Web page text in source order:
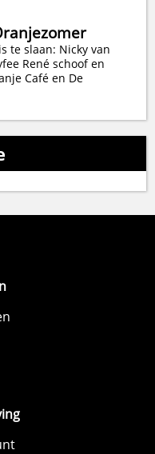
te slaan: Nicky van
René schoof en
Café en De